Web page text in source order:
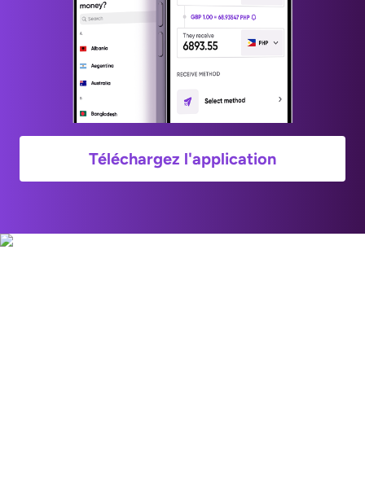
Téléchargez l'application